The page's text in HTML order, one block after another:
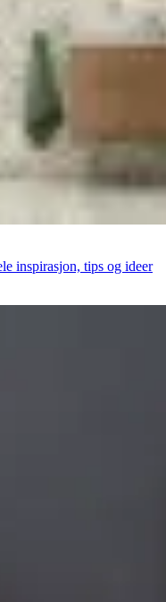
inspirasjon, tips og ideer